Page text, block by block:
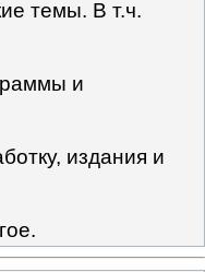
темы. В т.ч.
и
издания и